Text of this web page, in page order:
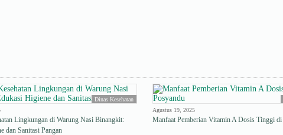
Dinas Kesehatan
Lingkungan di Warung Nasi Binangkit:
dan Sanitasi Pangan
Agustus 19, 2025
Manfaat Pemberian Vitamin A Dosis Tinggi di